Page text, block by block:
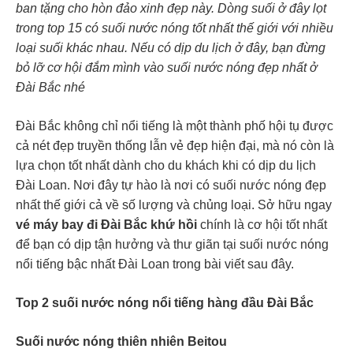
ban tặng cho hòn đảo xinh đẹp này. Dòng suối ở đây lọt
trong top 15 có suối nước nóng tốt nhất thế giới với nhiều
loại suối khác nhau. Nếu có dịp du lịch ở đây, bạn đừng
bỏ lỡ cơ hội đắm mình vào suối nước nóng đẹp nhất ở
Đài Bắc nhé
Đài Bắc không chỉ nổi tiếng là một thành phố hội tụ được
cả nét đẹp truyền thống lẫn vẻ đẹp hiện đại, mà nó còn là
lựa chọn tốt nhất dành cho du khách khi có dịp du lịch
Đài Loan. Nơi đây tự hào là nơi có suối nước nóng đẹp
nhất thế giới cả về số lượng và chủng loại. Sở hữu ngay
vé máy bay đi Đài Bắc khứ hồi chính là cơ hội tốt nhất
để bạn có dịp tận hưởng và thư giãn tại suối nước nóng
nổi tiếng bậc nhất Đài Loan trong bài viết sau đây.
Top 2 suối nước nóng nổi tiếng hàng đầu Đài Bắc
Suối nước nóng thiên nhiên Beitou